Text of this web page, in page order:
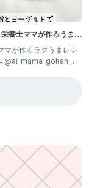
養士ママが作るうまう
マが作るラクうまレシ
離